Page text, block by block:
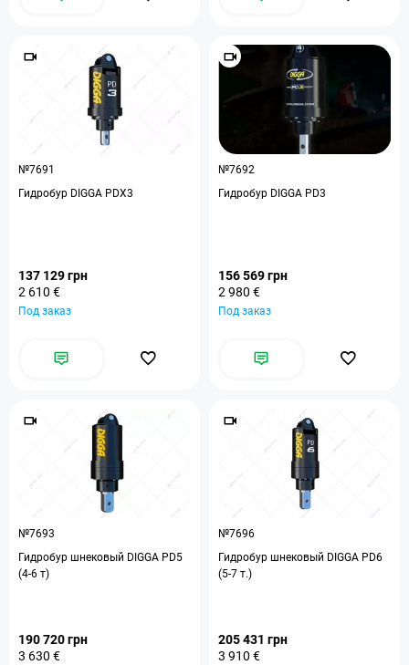
№7691
Гидробур DIGGA PDX3
137 129 грн
2 610 €
Под заказ
№7692
Гидробур DIGGA PD3
156 569 грн
2 980 €
Под заказ
№7693
Гидробур шнековый DIGGA PD5
(4-6 т)
190 720 грн
3 630 €
№7696
Гидробур шнековый DIGGA PD6
(5-7 т.)
205 431 грн
3 910 €